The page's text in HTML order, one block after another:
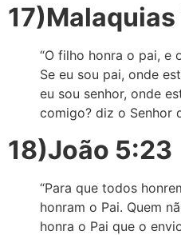
17)Malaquias
“O filho honra o pai, e
Se eu sou pai, onde
eu sou senhor, onde
comigo? diz o Senhor
18)João 5:23
“Para que todos
honram o Pai. Quem
honra o Pai que o